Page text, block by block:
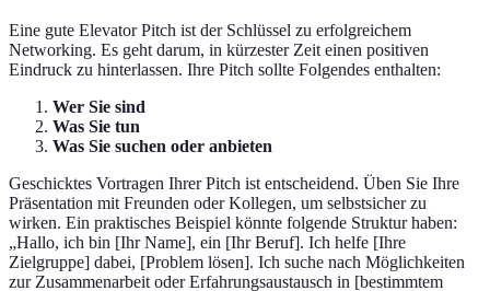
Eine gute Elevator Pitch ist der Schlüssel zu erfolgreichem
Networking. Es geht darum, in kürzester Zeit einen positiven
Eindruck zu hinterlassen. Ihre Pitch sollte Folgendes enthalten:
Wer Sie sind
Was Sie tun
Was Sie suchen oder anbieten
Geschicktes Vortragen Ihrer Pitch ist entscheidend. Üben Sie Ihre
Präsentation mit Freunden oder Kollegen, um selbstsicher zu
wirken. Ein praktisches Beispiel könnte folgende Struktur haben:
„Hallo, ich bin [Ihr Name], ein [Ihr Beruf]. Ich helfe [Ihre
Zielgruppe] dabei, [Problem lösen]. Ich suche nach Möglichkeiten
zur Zusammenarbeit oder Erfahrungsaustausch in [bestimmtem